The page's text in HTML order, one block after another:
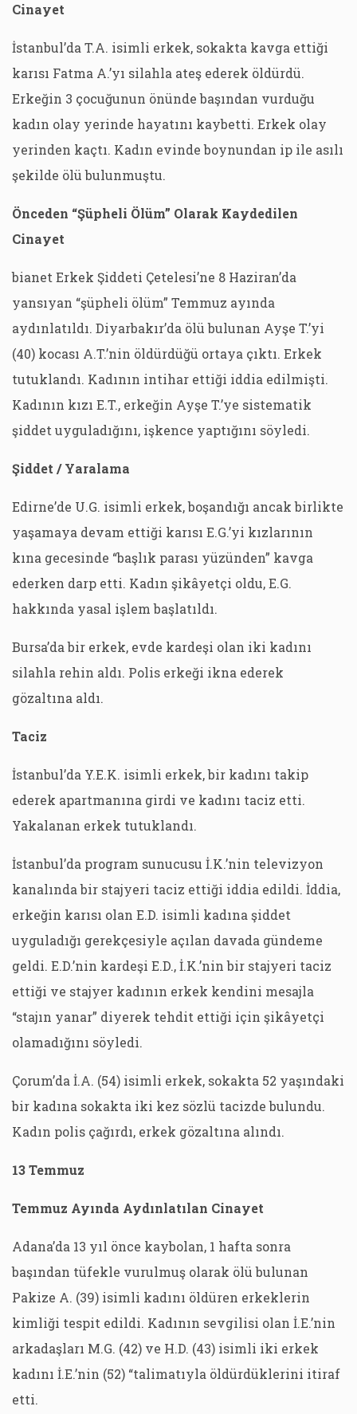
Cinayet
İstanbul’da T.A. isimli erkek, sokakta kavga ettiği
karısı Fatma A.’yı silahla ateş ederek öldürdü.
Erkeğin 3 çocuğunun önünde başından vurduğu
kadın olay yerinde hayatını kaybetti. Erkek olay
yerinden kaçtı. Kadın evinde boynundan ip ile asılı
şekilde ölü bulunmuştu.
Önceden “Şüpheli Ölüm” Olarak Kaydedilen
Cinayet
bianet Erkek Şiddeti Çetelesi’ne 8 Haziran’da
yansıyan “şüpheli ölüm” Temmuz ayında
aydınlatıldı. Diyarbakır’da ölü bulunan Ayşe T.’yi
(40) kocası A.T.’nin öldürdüğü ortaya çıktı. Erkek
tutuklandı. Kadının intihar ettiği iddia edilmişti.
Kadının kızı E.T., erkeğin Ayşe T.’ye sistematik
şiddet uyguladığını, işkence yaptığını söyledi.
Şiddet / Yaralama
Edirne’de U.G. isimli erkek, boşandığı ancak birlikte
yaşamaya devam ettiği karısı E.G.’yi kızlarının
kına gecesinde “başlık parası yüzünden” kavga
ederken darp etti. Kadın şikâyetçi oldu, E.G.
hakkında yasal işlem başlatıldı.
Bursa’da bir erkek, evde kardeşi olan iki kadını
silahla rehin aldı. Polis erkeği ikna ederek
gözaltına aldı.
Taciz
İstanbul’da Y.E.K. isimli erkek, bir kadını takip
ederek apartmanına girdi ve kadını taciz etti.
Yakalanan erkek tutuklandı.
İstanbul’da program sunucusu İ.K.’nin televizyon
kanalında bir stajyeri taciz ettiği iddia edildi. İddia,
erkeğin karısı olan E.D. isimli kadına şiddet
uyguladığı gerekçesiyle açılan davada gündeme
geldi. E.D.’nin kardeşi E.D., İ.K.’nin bir stajyeri taciz
ettiği ve stajyer kadının erkek kendini mesajla
“stajın yanar” diyerek tehdit ettiği için şikâyetçi
olamadığını söyledi.
Çorum’da İ.A. (54) isimli erkek, sokakta 52 yaşındaki
bir kadına sokakta iki kez sözlü tacizde bulundu.
Kadın polis çağırdı, erkek gözaltına alındı.
13 Temmuz
Temmuz Ayında Aydınlatılan Cinayet
Adana’da 13 yıl önce kaybolan, 1 hafta sonra
başından tüfekle vurulmuş olarak ölü bulunan
Pakize A. (39) isimli kadını öldüren erkeklerin
kimliği tespit edildi. Kadının sevgilisi olan İ.E.’nin
arkadaşları M.G. (42) ve H.D. (43) isimli iki erkek
kadını İ.E.’nin (52) “talimatıyla öldürdüklerini itiraf
etti.